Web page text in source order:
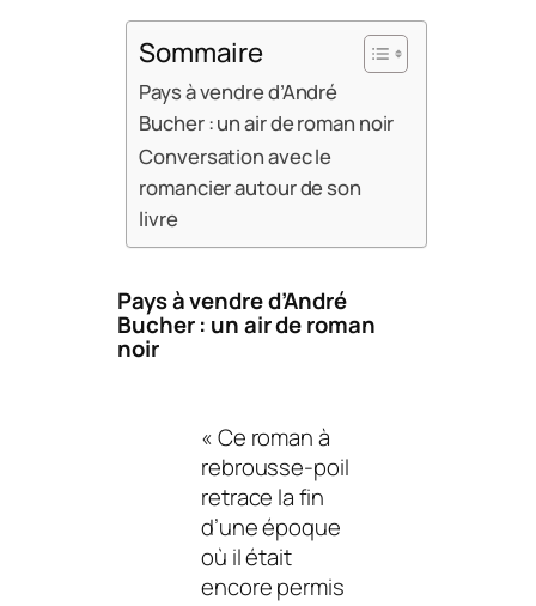
Sommaire
Pays à vendre d’André
Bucher : un air de roman noir
Conversation avec le
romancier autour de son
livre
Pays à vendred’André
Bucher : un air de roman
noir
«Ce roman à
rebrousse-poil
retrace la fin
d’une époque
où il était
encore permis